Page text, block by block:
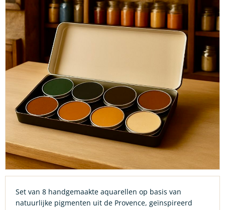
Set van 8 handgemaakte aquarellen op basis van
natuurlijke pigmenten uit de Provence, geïnspireerd